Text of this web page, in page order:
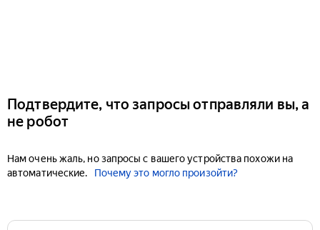
Подтвердите, что запросы отправляли вы, а
не робот
Нам очень жаль, но запросы с вашего устройства похожи на
автоматические.
Почему это могло произойти?